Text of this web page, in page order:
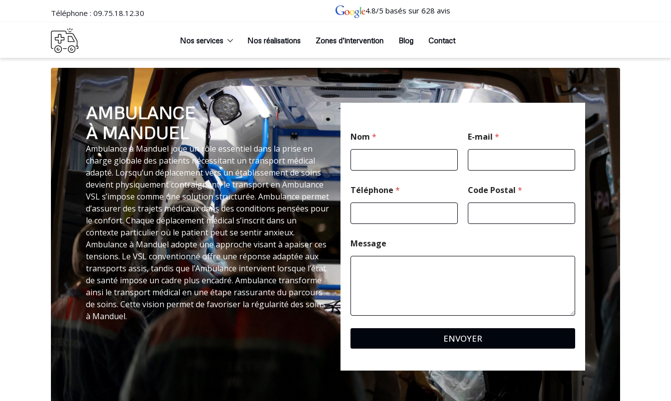
Téléphone : 09.75.18.12.30 4.8/5 basés sur 628 avis
Nos services Nos réalisations Zones d’intervention Blog Contact
AMBULANCE
À MANDUEL
Ambulance à Manduel joue un rôle essentiel dans la prise en
charge globale des patients nécessitant un transport médical
adapté. Lorsqu’un déplacement vers un établissement de soins
devient physiquement contraignant, le transport en Ambulance
VSL s’impose comme une solution structurée. Ambulance permet
d’assurer des trajets médicaux dans des conditions pensées pour
le confort. Chaque déplacement médical s’inscrit dans un
contexte particulier où le patient peut se sentir anxieux.
Ambulance à Manduel adopte une approche visant à apaiser ces
tensions. Le VSL conventionné offre une réponse adaptée aux
transports assis, tandis que l’Ambulance intervient lorsque l’état
de santé impose un cadre plus encadré. Ambulance transforme
ainsi le transport médical en une étape rassurante du parcours
de soins. Cette vision permet de favoriser la régularité des soins
à Manduel.
é
l
p
o
n
e
N
m
Nom * E-mail *
Téléphone * Code Postal *
Message
ENVOYER